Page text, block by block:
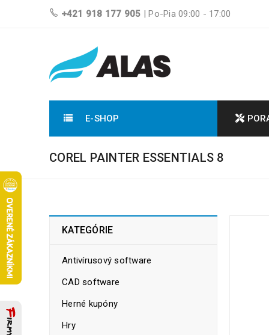
+421 918 177 905 | Po-Pia 09:00 - 17:00
E-SHOP
COREL PAINTER ESSENTIALS 8
KATEGÓRIE
Antivírusový software
CAD software
Herné kupóny
Hry